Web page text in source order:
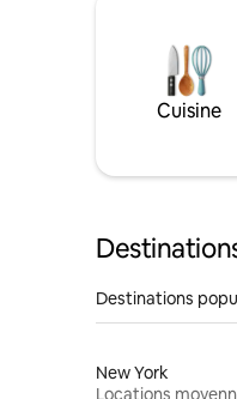
Cuisine
Destinations
New York